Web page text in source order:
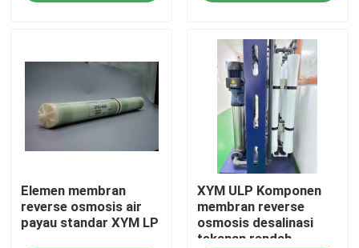
Produk
video
Tur Pabrik
Elemen membran
reverse osmosis air
payau standar XYM LP
XYM ULP Komponen
membran reverse
osmosis desalinasi
tekanan rendah